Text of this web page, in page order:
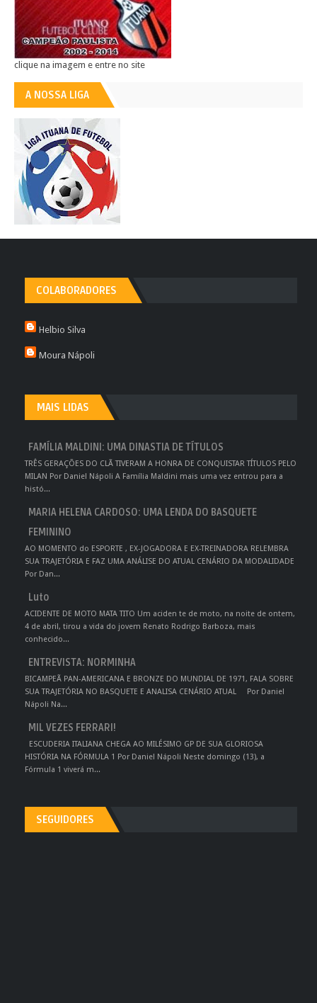
clique na imagem e entre no site
A NOSSA LIGA
COLABORADORES
Helbio Silva
Moura Nápoli
MAIS LIDAS
FAMÍLIA MALDINI: UMA DINASTIA DE TÍTULOS
TRÊS GERAÇÕES DO CLÃ TIVERAM A HONRA DE CONQUISTAR TÍTULOS PELO
MILAN Por Daniel Nápoli A Família Maldini mais uma vez entrou para a
histó...
MARIA HELENA CARDOSO: UMA LENDA DO BASQUETE
FEMININO
AO MOMENTO do ESPORTE , EX-JOGADORA E EX-TREINADORA RELEMBRA
SUA TRAJETÓRIA E FAZ UMA ANÁLISE DO ATUAL CENÁRIO DA MODALIDADE
Por Dan...
Luto
ACIDENTE DE MOTO MATA TITO Um aciden te de moto, na noite de ontem,
4 de abril, tirou a vida do jovem Renato Rodrigo Barboza, mais
conhecido...
ENTREVISTA: NORMINHA
BICAMPEÃ PAN-AMERICANA E BRONZE DO MUNDIAL DE 1971, FALA SOBRE
SUA TRAJETÓRIA NO BASQUETE E ANALISA CENÁRIO ATUAL Por Daniel
Nápoli Na...
MIL VEZES FERRARI!
ESCUDERIA ITALIANA CHEGA AO MILÉSIMO GP DE SUA GLORIOSA
HISTÓRIA NA FÓRMULA 1 Por Daniel Nápoli Neste domingo (13), a
Fórmula 1 viverá m...
SEGUIDORES